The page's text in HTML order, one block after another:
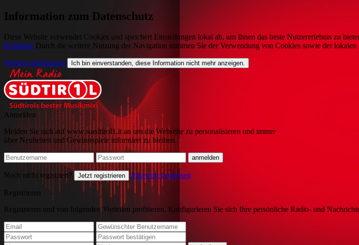
Information zum Datenschutz
Diese Website verwendet Cookies und speichert Einstellungen lokal ab, um Ihnen das beste Nutzererlebnis zu
Richtlinie Durch die weitere Nutzung der Navigation stimmen Sie der Verwendung von Cookies sowie der lokalen
Weitere Information Ich bin einverstanden, diese Information nicht mehr anzeigen.
Anmelden
Melden Sie sich auf www.suedtirol1.it an um die Webseite zu personalisieren und immer
über Neuheiten und Gewinnspiele informiert zu bleiben.
Noch nicht registriert? Jetzt registrieren Passwort vergessen
Registrieren
Registrieren und von folgenden Vorteilen profitieren. Konfigurieren Sie sich Ihre persönliche Radio- und